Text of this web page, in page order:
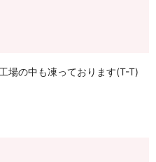
場の中も凍っております(T-T)